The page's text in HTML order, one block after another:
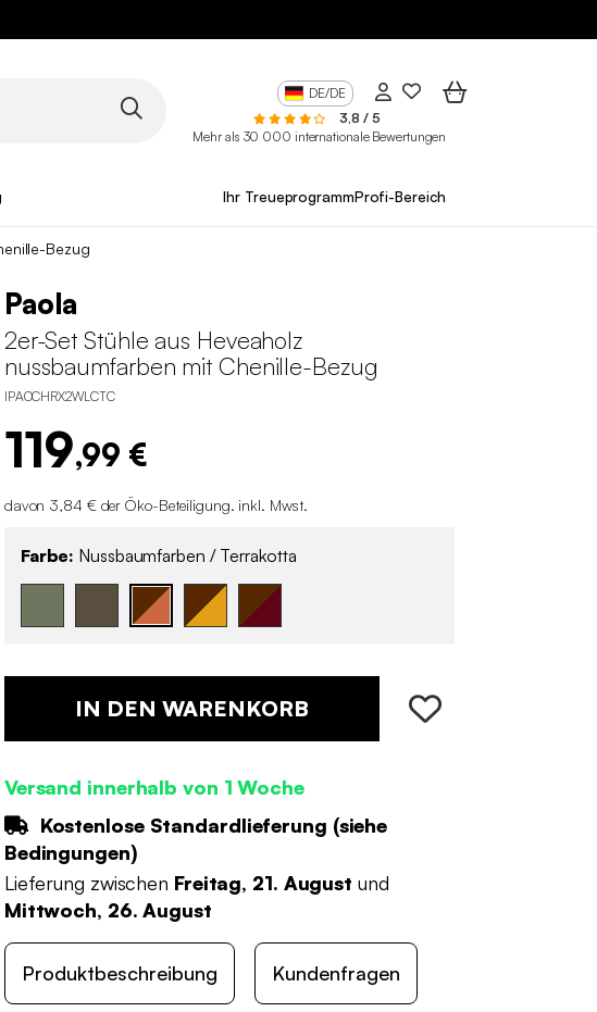
DE/DE
3,8 / 5
Mehr als 30 000 internationale Bewertungen
Ihr TreueprogrammProfi-Bereich
Bezug
Paola
2er-Set Stühle aus Heveaholz
nussbaumfarben mit Chenille-Bezug
IPAOCHRX2WLCTC
119,99 €
davon 3,84 € der Öko-Beteiligung. inkl. Mwst.
Farbe: Nussbaumfarben / Terrakotta
IN DEN WARENKORB
Versand innerhalb von 1 Woche
Kostenlose Standardlieferung (siehe
Bedingungen)
Lieferung zwischen Freitag, 21. August und
Mittwoch, 26. August
Produktbeschreibung Kundenfragen